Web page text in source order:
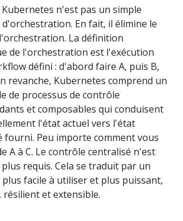
Kubernetes n'est pas un simple
d'orchestration. En fait, il élimine le
La définition
de l'orchestration est l'exécution
défini : d'abord faire A, puis B,
revanche, Kubernetes comprend un
de processus de contrôle
et composables qui conduisent
l'état actuel vers l'état
fourni. Peu importe comment vous
A à C. Le contrôle centralisé n'est
requis. Cela se traduit par un
plus facile à utiliser et plus puissant,
résilient et extensible.